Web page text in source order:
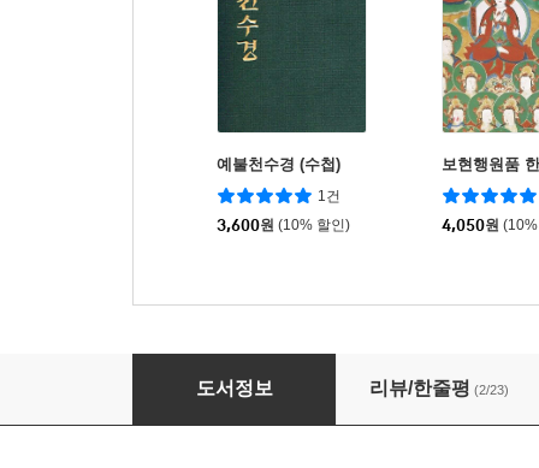
예불천수경 (수첩)
1건
3,600원 (10% 할인)
보현행원품
4,050원
천수경 한글 사경
도서정보 리뷰/한줄평 (2/23)